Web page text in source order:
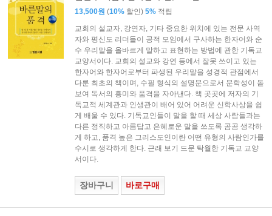
13,500원 (10% 할인) 5% 적립
교회의 설교자, 강연자, 기타 중요한 위치에 있는 전문 사역
자와 평신도 리더들이 공적 모임에서 구사하는 한자어와 순
수 우리말을 올바르게 말하고 표현하는 방법에 관한 기독교
교양서이다. 교회의 설교와 강연 등에서 잘못 쓰이고 있는
한자어와 한자어로부터 파생된 우리말을 성경적 관점에서
다룬 최초의 책이며, 수필 형식의 설명문으로서 문학성이 돋
보여 독서의 흥미와 품격을 자아낸다. 책 곳곳에 저자의 기
독교적 세계관과 인생관이 배어 있어 어려운 신학사상을 쉽
게 배울 수 있다. 기독교인들이 말을 할 때 세상 사람들과는
다른 정직하고 아름답고 은혜로운 말을 쓰도록 곰곰 생각하
게 하고, 품격 높은 그리스도인이란 어떤 유형의 사람인가를
수시로 생각하게 한다. 근래 보기 드문 탁월한 기독교 교양
서이다.
장바구니 바로구매